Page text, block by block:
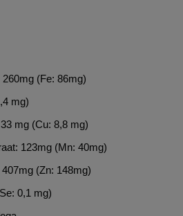
(Fe: 86mg)
mg)
mg (Cu: 8,8 mg)
123mg (Mn: 40mg)
(Zn: 148mg)
0,1 mg)